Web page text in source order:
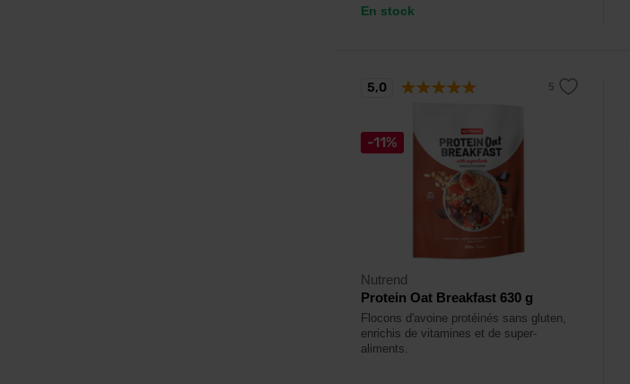
En stock
-11%
Nutrend
Protein Oat Breakfast 630 g
Flocons d'avoine protéinés sans gluten,
enrichis de vitamines et de super-
aliments.
5,0